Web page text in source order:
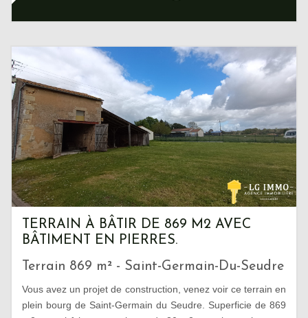
TERRAIN À BÂTIR DE 869 M2 AVEC
BÂTIMENT EN PIERRES.
Terrain 869 m² - Saint-Germain-Du-Seudre
Vous avez un projet de construction, venez voir ce terrain en
plein bourg de Saint-Germain du Seudre. Superficie de 869